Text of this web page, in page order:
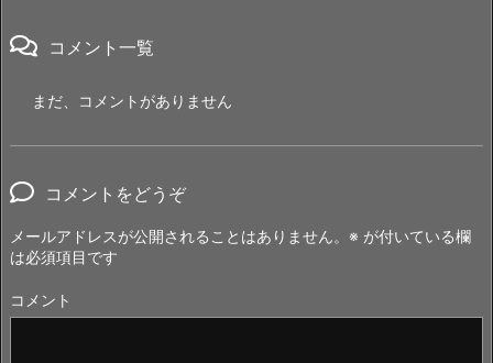
コメント一覧
まだ、コメントがありません
コメントをどうぞ
メールアドレスが公開されることはありません。 ※ が付いている欄
は必須項目です
コメント